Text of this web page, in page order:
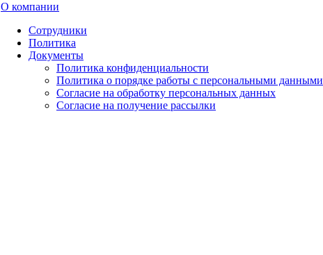
О компании
Сотрудники
Политика
Документы
Политика конфиденциальности
Политика о порядке работы с персональными данными
Согласие на обработку персональных данных
Согласие на получение рассылки